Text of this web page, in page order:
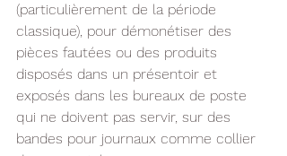
(particulièrement de la période
classique), pour démonétiser des
pièces fautées ou des produits
disposés dans un présentoir et
exposés dans les bureaux de poste
qui ne doivent pas servir, sur des
bandes pour journaux comme collier